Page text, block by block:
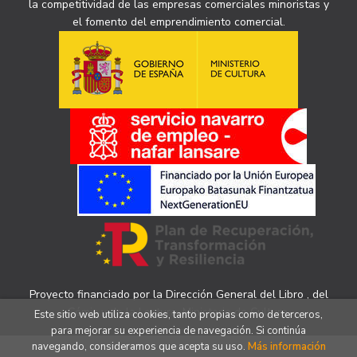
la competitividad de las empresas comerciales minoristas y
el fomento del emprendimiento comercial.
Proyecto financiado por la Dirección General del Libro , del
Cómic y de la Lectura, Ministerio de Cultura.
Este sitio web utiliza cookies, tanto propias como de terceros,
para mejorar su experiencia de navegación. Si continúa
navegando, consideramos que acepta su uso. Más información